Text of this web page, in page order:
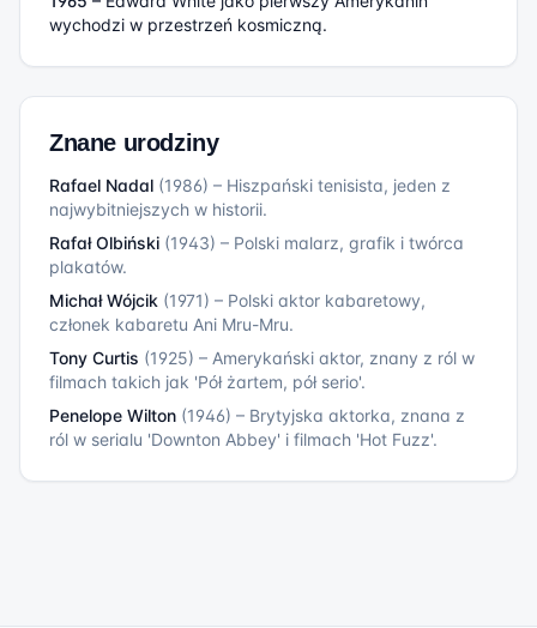
wychodzi w przestrzeń kosmiczną.
Znane urodziny
Rafael Nadal (1986) – Hiszpański tenisista, jeden z
najwybitniejszych w historii.
Rafał Olbiński (1943) – Polski malarz, grafik i twórca
plakatów.
Michał Wójcik (1971) – Polski aktor kabaretowy,
członek kabaretu Ani Mru-Mru.
Tony Curtis (1925) – Amerykański aktor, znany z ról w
filmach takich jak 'Pół żartem, pół serio'.
Penelope Wilton (1946) – Brytyjska aktorka, znana z
ról w serialu 'Downton Abbey' i filmach 'Hot Fuzz'.